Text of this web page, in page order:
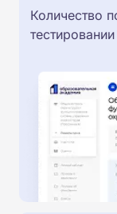
Количество